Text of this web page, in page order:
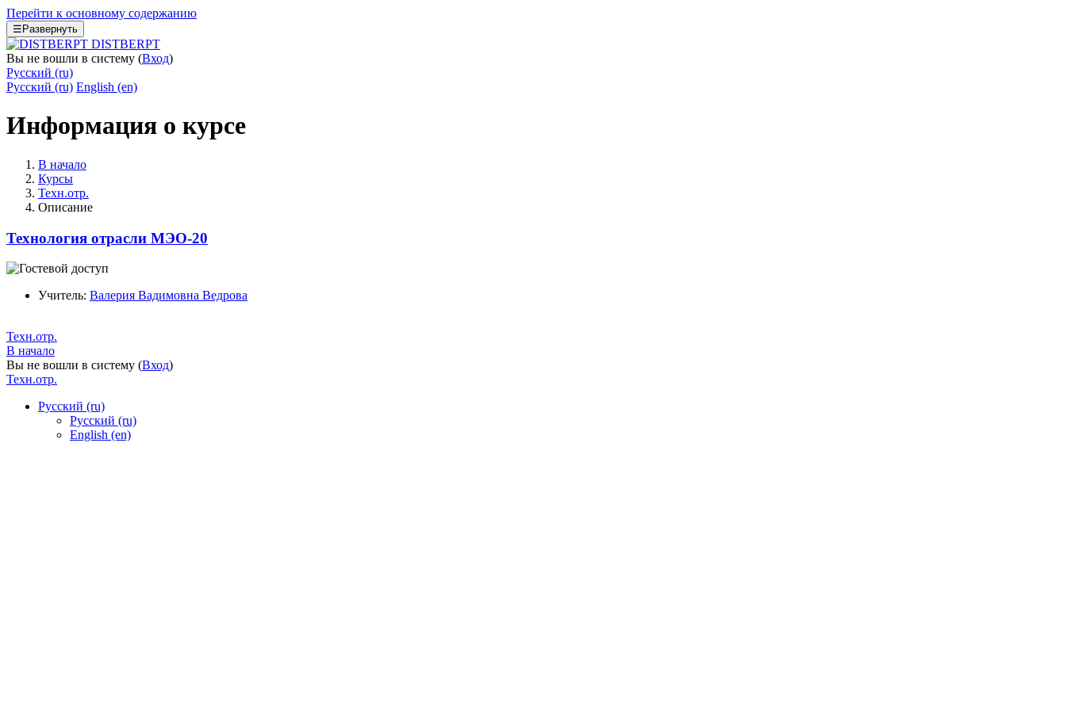
Перейти к основному содержанию
☰ Развернуть
DISTBERPT
Вы не вошли в систему (Вход)
Русский ‎(ru)‎
Русский ‎(ru)‎ English ‎(en)‎
Информация о курсе
В начало
Курсы
Техн.отр.
Описание
Технология отрасли МЭО-20
Учитель: Валерия Вадимовна Ведрова
Техн.отр.
В начало
Вы не вошли в систему (Вход)
Техн.отр.
Русский ‎(ru)‎
Русский ‎(ru)‎
English ‎(en)‎